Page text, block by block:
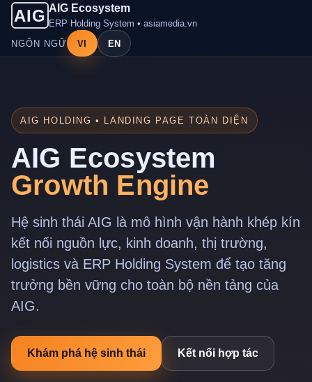
AIG AIG Ecosystem
ERP Holding System • asiamedia.vn
NGÔN NGỮ
VI EN
AIG HOLDING • LANDING PAGE TOÀN DIỆN
AIG Ecosystem
Growth Engine
Hệ sinh thái AIG là mô hình vận hành khép kín
kết nối nguồn lực, kinh doanh, thị trường,
logistics và ERP Holding System để tạo tăng
trưởng bền vững cho toàn bộ nền tảng của
AIG.
Khám phá hệ sinh thái Kết nối hợp tác